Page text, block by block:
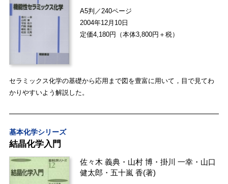
A5判／240ページ
2004年12月10日
定価4,180円（本体3,800円＋税）
セラミックス化学の基礎から応用まで図を豊富に用いて，目で見てわ
かりやすいよう解説した。
基本化学シリーズ
結晶化学入門
佐々木 義典 ・ 山村 博 ・掛川 一幸 ・ 山口
健太郎 ・ 五十嵐 香(著)